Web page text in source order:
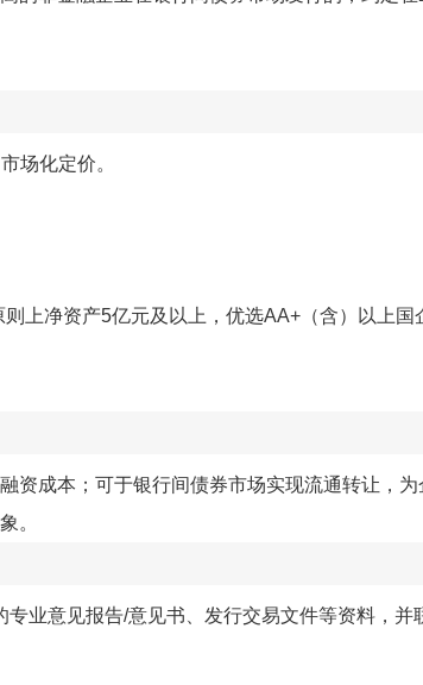
场化定价。
上净资产5亿元及以上，优选AA+（含）以上国
成本；可于银行间债券市场实现流通转让，为
。
业意见报告/意见书、发行交易文件等资料，并